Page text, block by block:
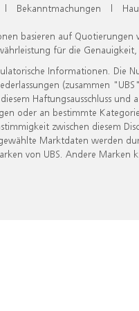
| Bekanntmachungen |
basieren auf
für die
Informationen. Die
(zusammen
Haftungsausschluss
oder an bestimmte
zwischen diesem
Marktdaten werden
von UBS. Andere Marken